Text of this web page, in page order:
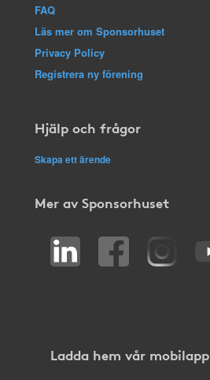
FAQ
Läs mer om Sponsorhuset
Privacy Policy
Registrera ny förening
Hjälp och frågor
Skapa ett ärende
Mer av Sponsorhuset
Ladda hem vår mobilapp